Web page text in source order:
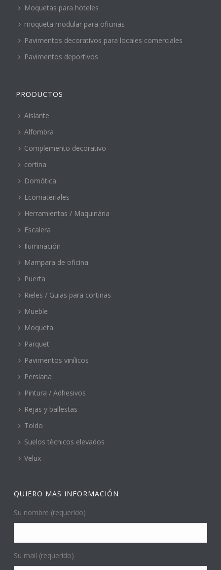
Moquetas para hoteles
moqueta modular para oficinas
Pavimentos decorativos para locales comerciales
Pavimentos deportivos
PRODUCTOS
Aislante
Alfombra
Complemento decorativo
cortina
Domótica
Ecomateriales
Herramientas / Maquinária
Escalera
Iluminación
Mampara de oficina
Puerta
Rieles / Guias para cortinas
Mueble
Moqueta
Parquet
Pavimentos vinílicos
Persiana
Pintura / Adhesivos
Rejas y ballestas
Toldo
Suelos tècnicos elevados
Velux
QUIERO MAS INFORMACIÓN
Su nombre (requerido)
Su mail (requerido)